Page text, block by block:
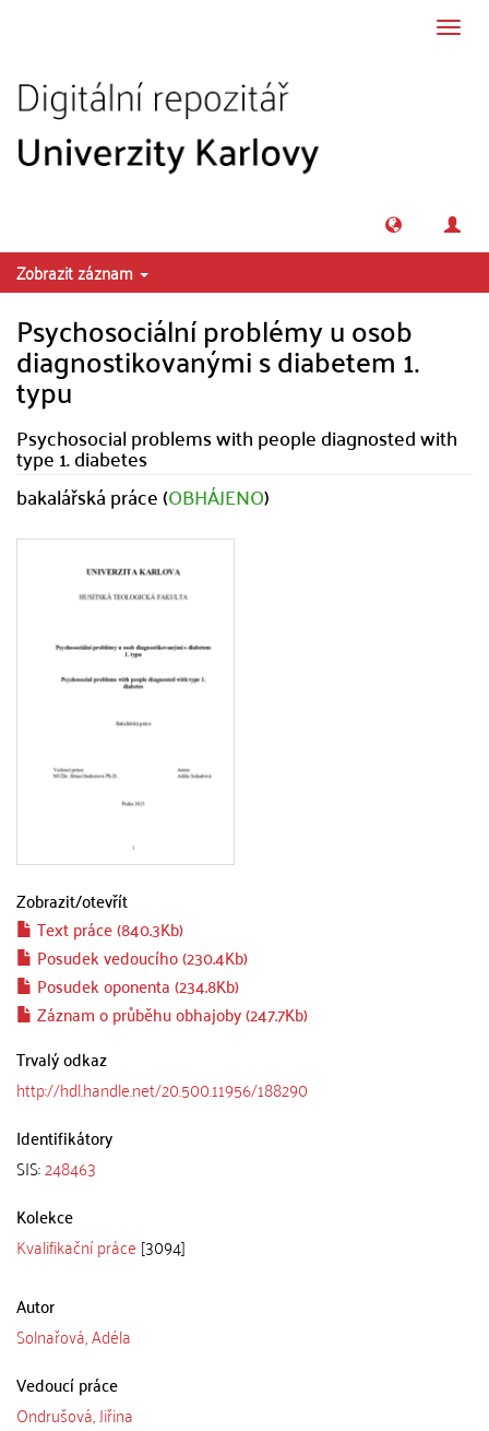
Zobrazit záznam
Psychosociální problémy u osob
diagnostikovanými s diabetem 1.
typu
Psychosocial problems with people diagnosted with
type 1. diabetes
bakalářská práce (OBHÁJENO)
Zobrazit/otevřít
Text práce (840.3Kb)
Posudek vedoucího (230.4Kb)
Posudek oponenta (234.8Kb)
Záznam o průběhu obhajoby (247.7Kb)
Trvalý odkaz
http://hdl.handle.net/20.500.11956/188290
Identifikátory
SIS:248463
Kolekce
Kvalifikační práce [3094]
Autor
Solnařová, Adéla
Vedoucí práce
Ondrušová, Jiřina